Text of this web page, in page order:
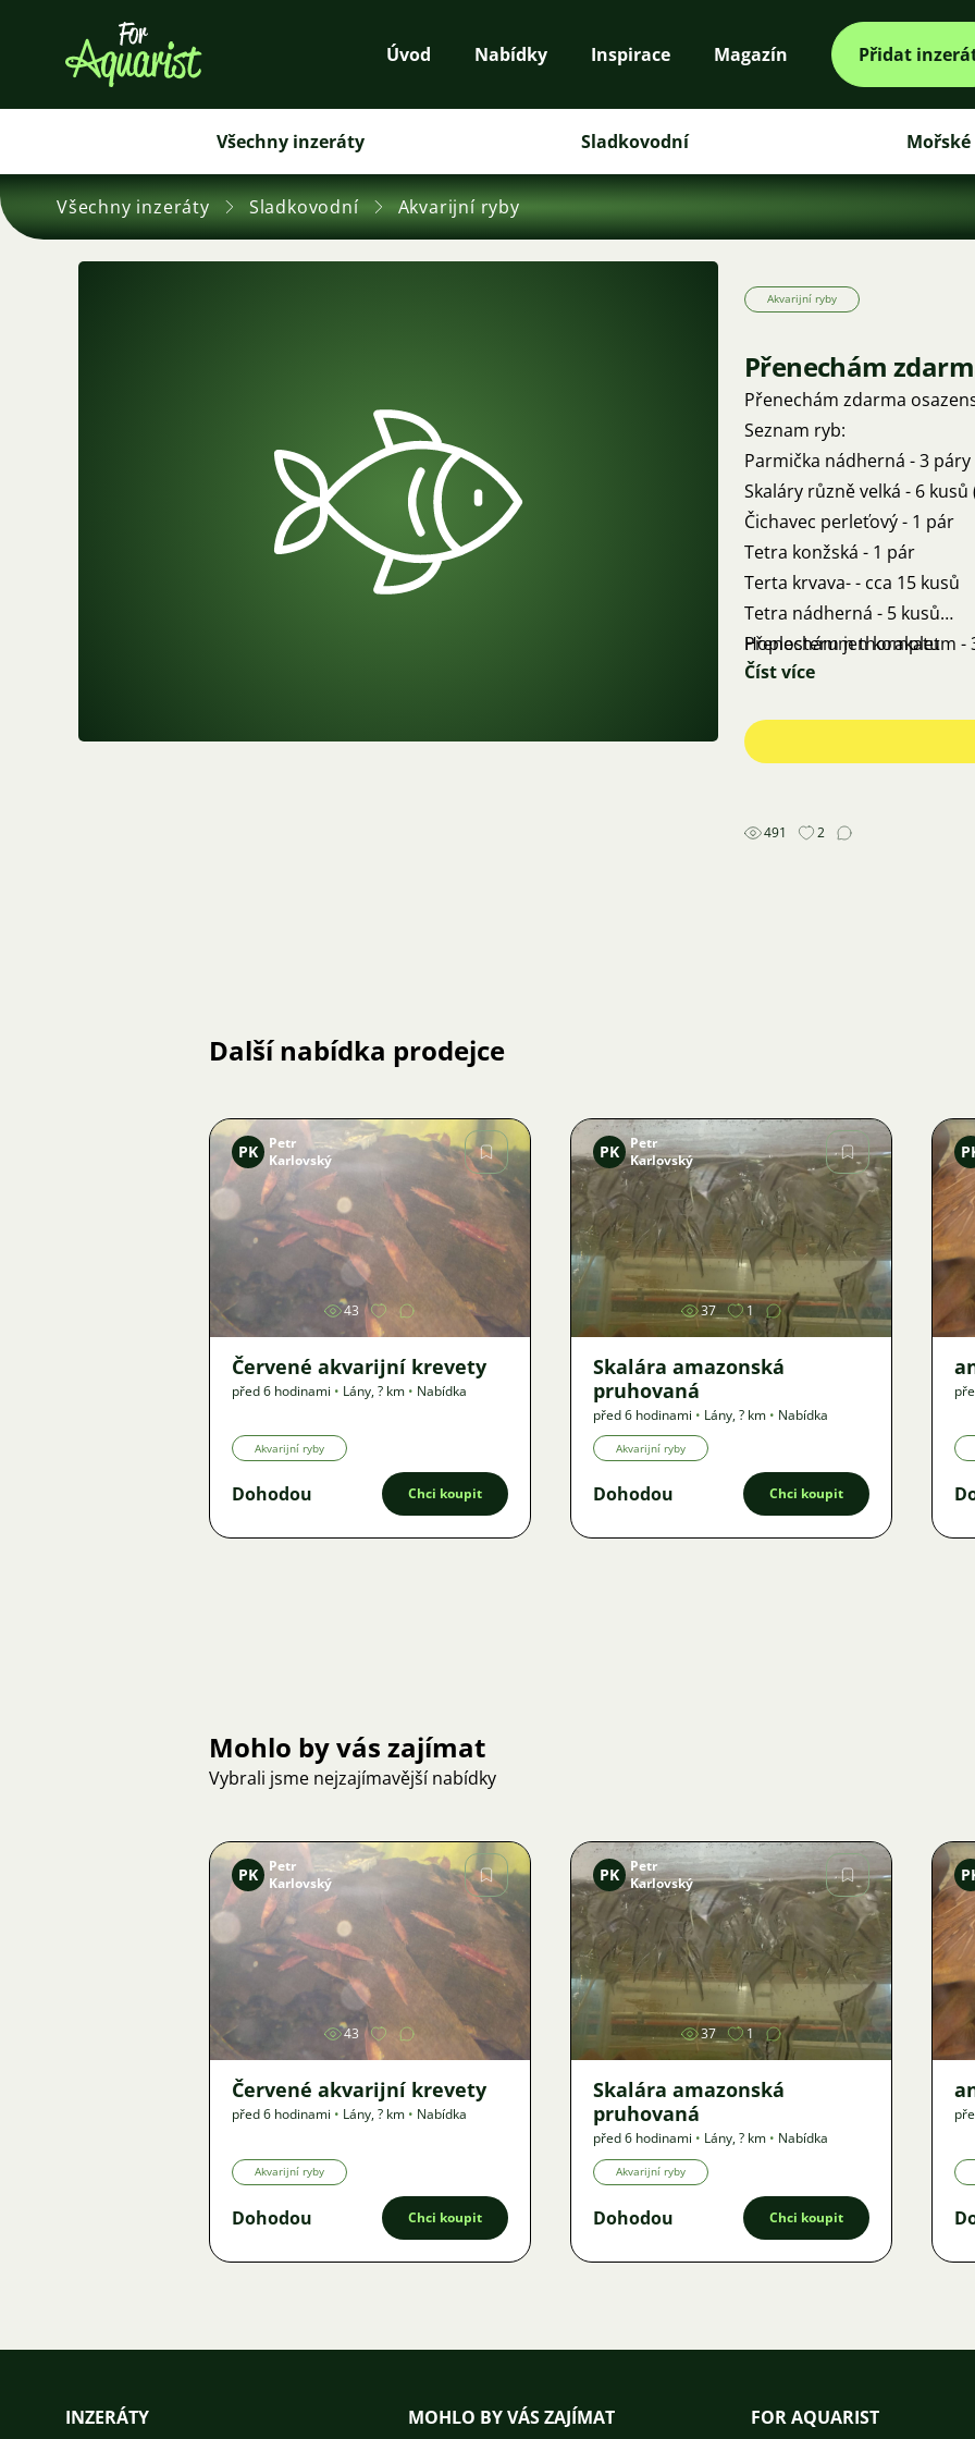
Úvod Nabídky Inspirace Magazín Přidat
Všechny inzeráty Sladkovodní Mořské
Všechny inzeráty Sladkovodní Akvarijní ryby
Akvarijní ryby
Přenechám
Přenechám zdarma
Seznam ryb:
Parmička nádherná - 3 páry
Skaláry různě velká - 6 kusů
Čichavec perleťový - 1 pár
Tetra konžská - 1 pár
Terta krvava- - cca 15 kusů
Tetra nádherná - 5 kusů
Hoplosterum thorakatum -
4 kusy 4-5 cm
Šnek "Sumovka vražedná" -
přemnožených šneků,
Přenechám jen komplet
Číst více
491 2
Další nabídka prodejce
Obrázek
PK
Petr
Karlovský
43
Červené akvarijní krevety
před 6 hodinami • Lány,? km • Nabídka
Akvarijní ryby
Dohodou Chci koupit
Obrázek
PK
Petr
Karlovský
37 1
Skalára amazonská
pruhovaná
před 6 hodinami • Lány,? km • Nabídka
Akvarijní ryby
Dohodou Chci koupit
Mohlo by vás zajímat
Vybrali jsme nejzajímavější nabídky
Obrázek
PK
Petr
Karlovský
43
Červené akvarijní krevety
před 6 hodinami • Lány,? km • Nabídka
Akvarijní ryby
Dohodou Chci koupit
Obrázek
PK
Petr
Karlovský
37 1
Skalára amazonská
pruhovaná
před 6 hodinami • Lány,? km • Nabídka
Akvarijní ryby
Dohodou Chci koupit
INZERÁTY MOHLO BY VÁS ZAJÍMAT FOR AQUARIST